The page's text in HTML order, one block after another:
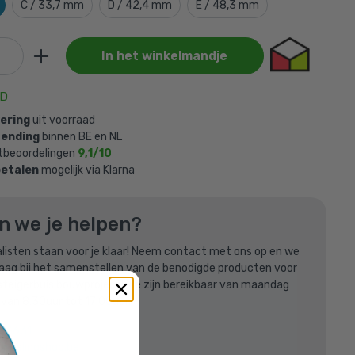
C / 33,7 mm D / 42,4 mm E / 48,3 mm
In het winkelmandje
uit voorraad
binnen BE en NL
9,1/10
mogelijk via Klarna
we je helpen?
staan voor je klaar! Neem contact met ons op en we
bij het samenstellen van de benodigde producten voor
steigerbuis bouwproject! We zijn bereikbaar van maandag
van 8:30uur tot 17:00uur.
aan je